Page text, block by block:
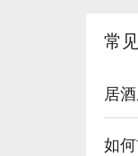
常
居
如